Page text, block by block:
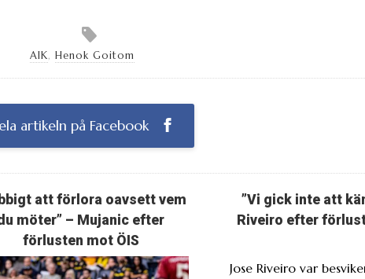
AIK, Henok Goitom
artikeln på Facebook
att förlora oavsett vem
möter” – Mujanic efter
förlusten mot ÖIS
”Vi gick inte att
Riveiro efter
Jose Riveiro var